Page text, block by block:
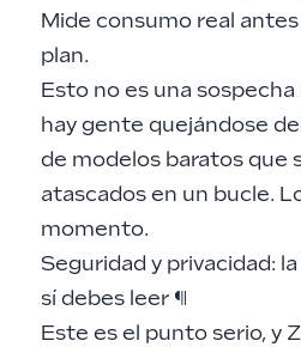
Mide consumo real
plan.
Esto no es una sospecha
hay gente quejándose
de modelos baratos que
atascados en un bucle.
momento.
Seguridad y privacidad:
sí debes leer ¶
Este es el punto serio, y